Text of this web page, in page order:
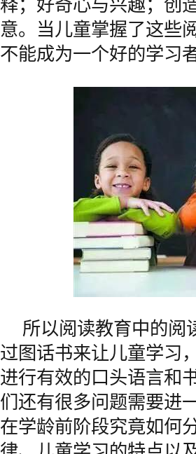
释；好奇心与兴趣；创
意。当儿童掌握了这些
不能成为一个好的学习者
所以阅读教育中的
过图话书来让儿童学习
进行有效的口头语言和
们还有很多问题需要进
在学龄前阶段究竟如何